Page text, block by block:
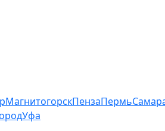
МагнитогорскПензаПермь
Уфа